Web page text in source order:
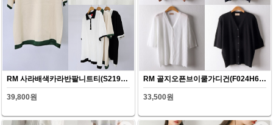
RM 사라배색카라반팔니트티(S219H607)
39,800원
RM 골지오픈브이쿨가디건(F024H607)
33,500원